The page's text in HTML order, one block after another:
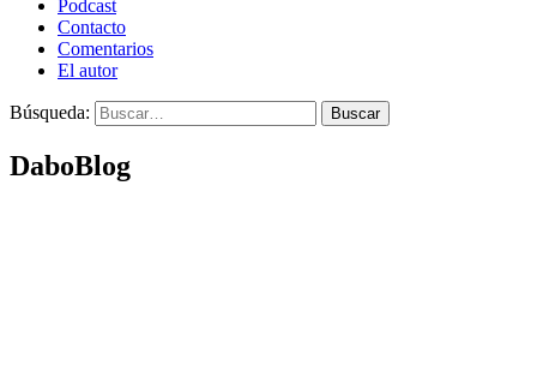
Podcast
Contacto
Comentarios
El autor
Búsqueda:
DaboBlog